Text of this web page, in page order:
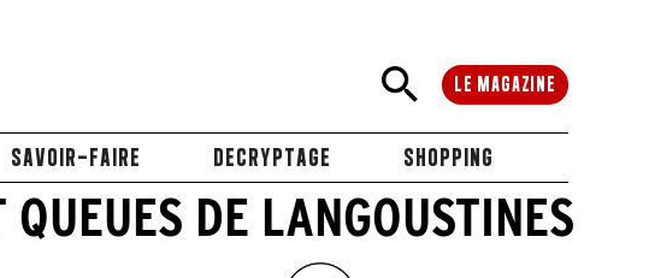
LE MAGAZINE
SAVOIR-FAIRE DECRYPTAGE SHOPPING
DE LANGOUSTINES